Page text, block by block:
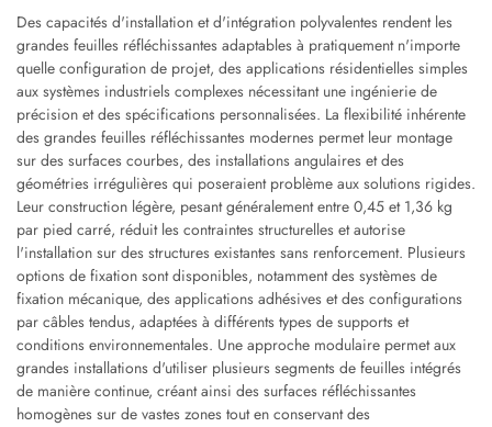
Des capacités d'installation et d'intégration polyvalentes rendent les
grandes feuilles réfléchissantes adaptables à pratiquement n'importe
quelle configuration de projet, des applications résidentielles simples
aux systèmes industriels complexes nécessitant une ingénierie de
précision et des spécifications personnalisées. La flexibilité inhérente
des grandes feuilles réfléchissantes modernes permet leur montage
sur des surfaces courbes, des installations angulaires et des
géométries irrégulières qui poseraient problème aux solutions rigides.
Leur construction légère, pesant généralement entre 0,45 et 1,36 kg
par pied carré, réduit les contraintes structurelles et autorise
l'installation sur des structures existantes sans renforcement. Plusieurs
options de fixation sont disponibles, notamment des systèmes de
fixation mécanique, des applications adhésives et des configurations
par câbles tendus, adaptées à différents types de supports et
conditions environnementales. Une approche modulaire permet aux
grandes installations d'utiliser plusieurs segments de feuilles intégrés
de manière continue, créant ainsi des surfaces réfléchissantes
homogènes sur de vastes zones tout en conservant des